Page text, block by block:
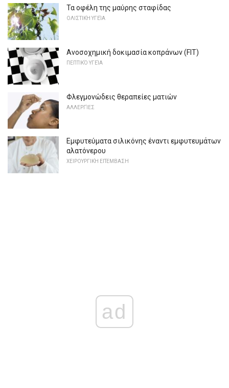
Τα οφέλη της μαύρης σταφίδας
ΟΛΙΣΤΙΚΉ ΥΓΕΊΑ
Ανοσοχημική δοκιμασία κοπράνων (FIT)
ΠΕΠΤΙΚΌ ΥΓΕΊΑ
Φλεγμονώδεις θεραπείες ματιών
ΑΛΛΕΡΓΊΕΣ
Εμφυτεύματα σιλικόνης έναντι εμφυτευμάτων
αλατόνερου
ΧΕΙΡΟΥΡΓΙΚΉ ΕΠΈΜΒΑΣΗ
ad